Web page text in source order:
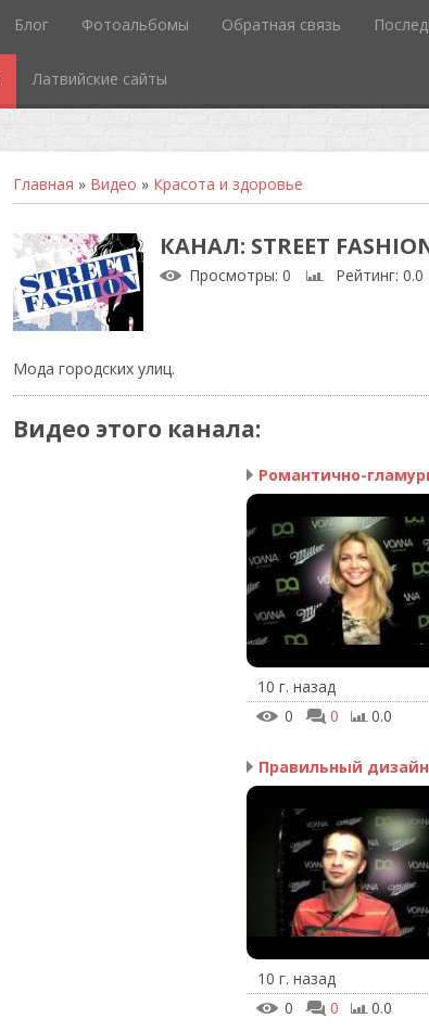
Блог Фотоальбомы Обратная связь
Латвийские сайты
Главная » Видео » Красота и здоровье
КАНАЛ: STREET
Просмотры: 0 Рейтинг: 0.0
Мода городских улиц.
Видео этого канала:
10 г. назад
0
0 0.0
Правильный дизайн
10 г. назад
0
0 0.0